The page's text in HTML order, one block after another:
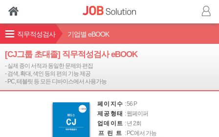
직무적성검사 기업별 eBOOK
[CJ그룹 초대졸] 직무적성검사 eBOOK
- 실제 종이 서적과 동일한 문제와 편집
- 검색, 확대, 색인 등의 편의 기능 제공
- PC, 테블릿 등 모든 디바이스에서 사용가능
페이지수 : 56 P
제공형태 : 웹페이퍼
업데이트 : 년 2회
프 린 트 : PC에서 가능